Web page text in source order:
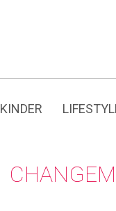
KINDER